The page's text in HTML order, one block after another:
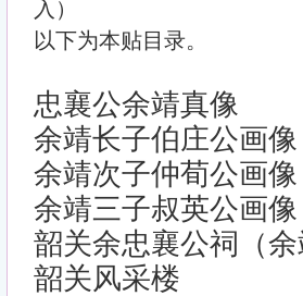
入）
以下为本贴目录。
忠襄公余靖真像
余靖长子伯庄公画像
余靖次子仲荀公画像
余靖三子叔英公画像
韶关余忠襄公祠（
韶关风采楼